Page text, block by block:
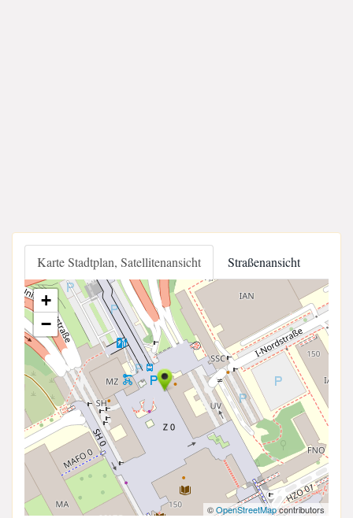
Karte Stadtplan, Satellitenansicht Straßenansicht
+
−
©OpenStreetMapcontributors